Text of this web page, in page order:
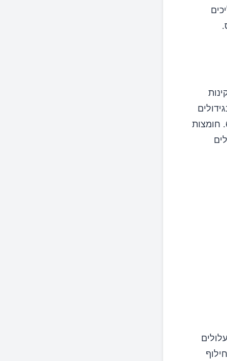
קיים עודף של חומרים פרו-דלקתיים, במיוחד חומצות שומן מסוג אומגה-6. חומצות
עלולים